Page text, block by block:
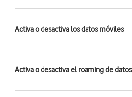
Activa o desactiva los datos móviles
Activa o desactiva el roaming de datos